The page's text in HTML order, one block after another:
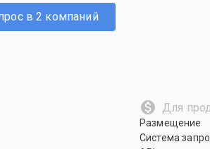
в 2 компаний
Для
Размещение
Система